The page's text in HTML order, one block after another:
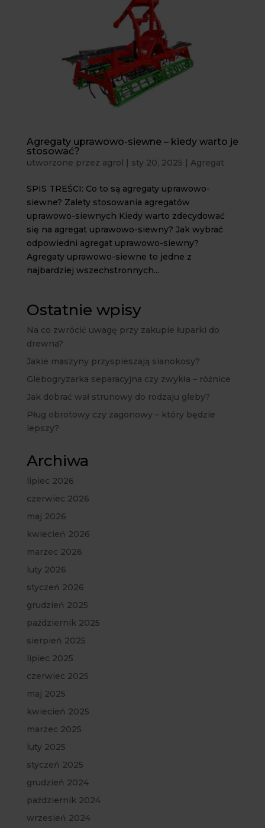
Agregaty uprawowo-siewne – kiedy warto je
stosować?
utworzone przez agrol | sty 20, 2025 | Agregat
SPIS TREŚCI: Co to są agregaty uprawowo-
siewne? Zalety stosowania agregatów
uprawowo-siewnych Kiedy warto zdecydować
się na agregat uprawowo-siewny? Jak wybrać
odpowiedni agregat uprawowo-siewny?
Agregaty uprawowo-siewne to jedne z
najbardziej wszechstronnych...
Ostatnie wpisy
Na co zwrócić uwagę przy zakupie łuparki do
drewna?
Jakie maszyny przyspieszają sianokosy?
Glebogryzarka separacyjna czy zwykła – różnice
Jak dobrać wał strunowy do rodzaju gleby?
Pług obrotowy czy zagonowy – który będzie
lepszy?
Archiwa
lipiec 2026
czerwiec 2026
maj 2026
kwiecień 2026
marzec 2026
luty 2026
styczeń 2026
grudzień 2025
październik 2025
sierpień 2025
lipiec 2025
czerwiec 2025
maj 2025
kwiecień 2025
marzec 2025
luty 2025
styczeń 2025
grudzień 2024
październik 2024
wrzesień 2024